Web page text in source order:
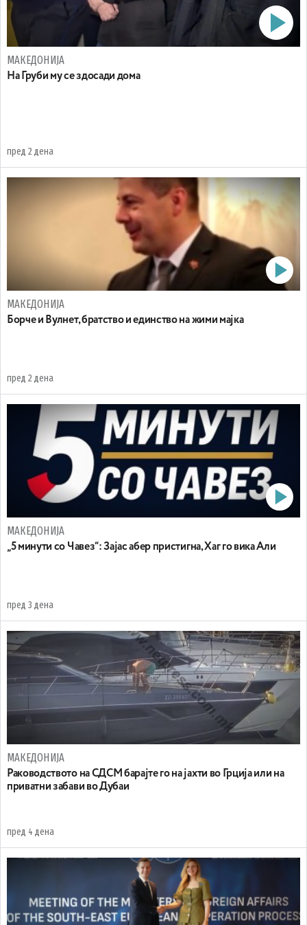
МАКЕДОНИЈА
На Груби му се здосади дома
пред 2 дена
МАКЕДОНИЈА
Борче и Вулнет, братство и единство на жими мајка
пред 2 дена
МАКЕДОНИЈА
„5 минути со Чавез“: Зајас абер пристигна, Хаг го вика Али
пред 3 дена
МАКЕДОНИЈА
Раководството на СДСМ барајте го на јахти во Грција или на
приватни забави во Дубаи
пред 4 дена